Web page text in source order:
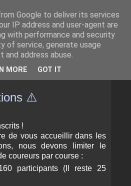
⚠️
!
de vous accueillir dans les
nous devons limiter le
coureurs par course :
participants (Il reste 25
Google to deliver its services
IP address and user-agent are
with performance and security
of service, generate usage
address abuse.
MORE GOT IT